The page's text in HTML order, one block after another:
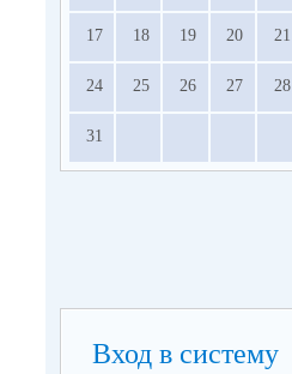
17 18 19 20 21
24 25 26 27 28
31
Вход в систему